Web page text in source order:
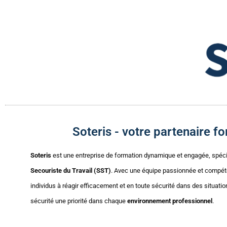
Soteris - votre partenaire
Soteris est une entreprise de formation dynamique et engagée,
Secouriste du Travail (SST). Avec une équipe passionnée et
individus à réagir efficacement et en toute sécurité dans des
sécurité une priorité dans chaque environnement professionnel .